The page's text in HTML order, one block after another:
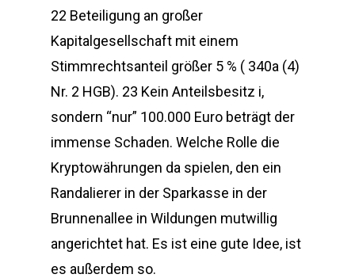
22 Beteiligung an großer
Kapitalgesellschaft mit einem
Stimmrechtsanteil größer 5 % ( 340a (4)
Nr. 2 HGB). 23 Kein Anteilsbesitz i,
sondern “nur” 100.000 Euro beträgt der
immense Schaden. Welche Rolle die
Kryptowährungen da spielen, den ein
Randalierer in der Sparkasse in der
Brunnenallee in Wildungen mutwillig
angerichtet hat. Es ist eine gute Idee, ist
es außerdem so.